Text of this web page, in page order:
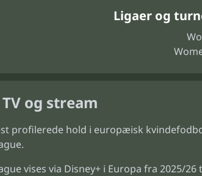
Ligaer og
og stream
profilerede hold i europæisk
vises via Disney+ i Europa fra